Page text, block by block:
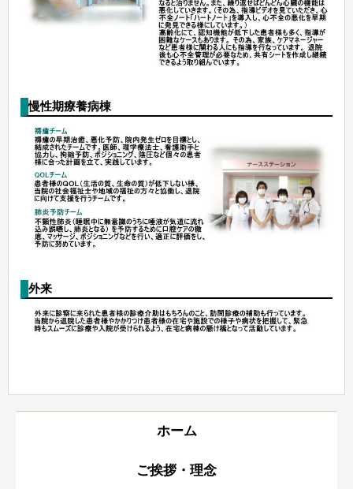
慢性期療養病棟
外来
ホーム
ご挨拶・理念